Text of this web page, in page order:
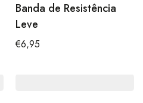
Banda de Resistência
Leve
€6,95